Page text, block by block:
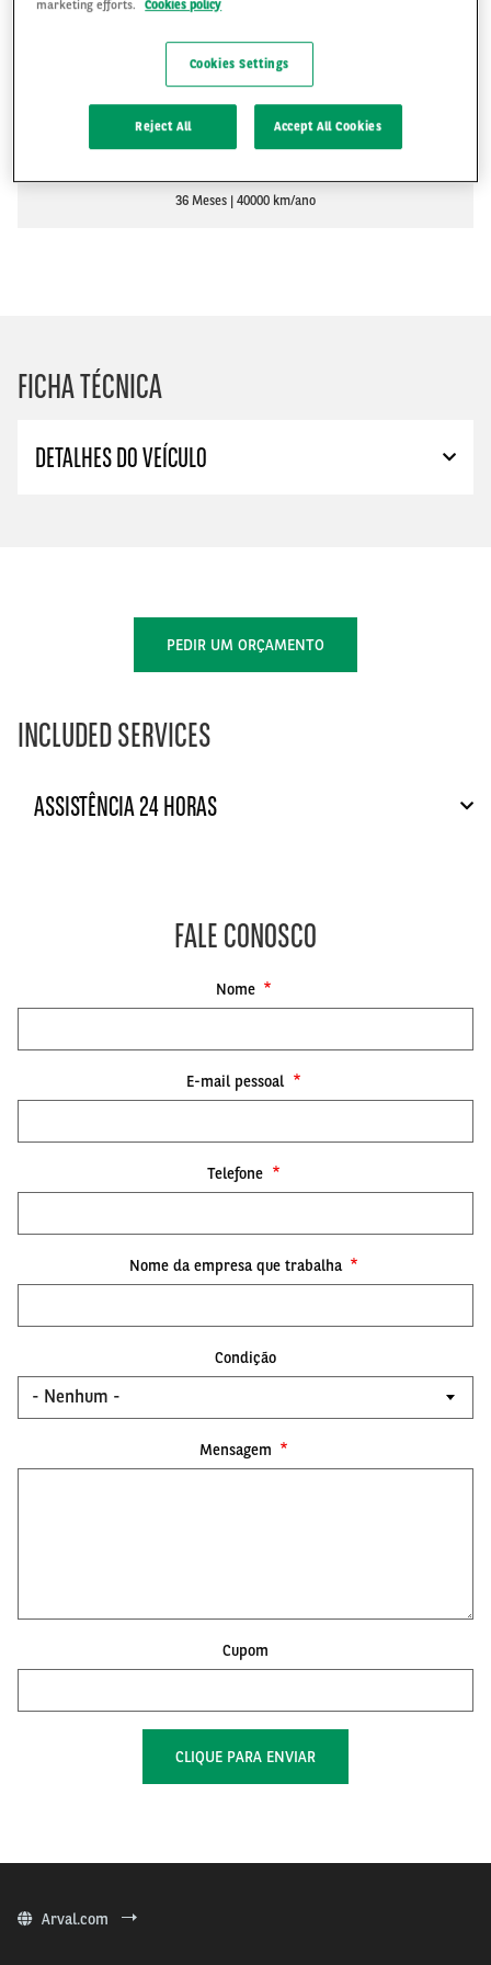
R$2,189
PEDIR UM ORÇAMENTO
36 Meses 40000 km/ano
FICHA TÉCNICA
DETALHES DO VEÍCULO
PEDIR UM ORÇAMENTO
INCLUDED SERVICES
ASSISTÊNCIA 24 HORAS
FALE CONOSCO
Nome
E-mail pessoal
Telefone
Nome da empresa que trabalha
Condição
Mensagem
Cupom
Arval.com
marketing efforts.
Cookies policy
Cookies Settings
Reject All Accept All Cookies